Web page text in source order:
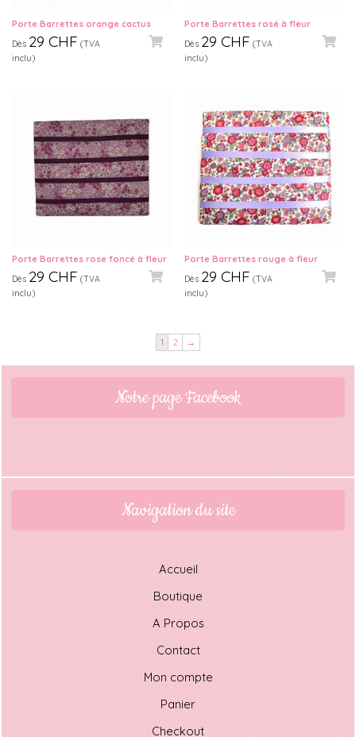
Porte Barrettes orange cactus
Dès 29 CHF (TVA
inclu)
Porte Barrettes rosé à fleur
Dès 29CHF (TVA
inclu)
Porte Barrettes rose foncé à fleur
Dès 29 CHF (TVA
inclu)
Porte Barrettes rouge à fleur
Dès 29CHF (TVA
inclu)
1 2 →
Notre page Facebook
Navigation du site
Accueil
Boutique
A Propos
Contact
Mon compte
Panier
Checkout